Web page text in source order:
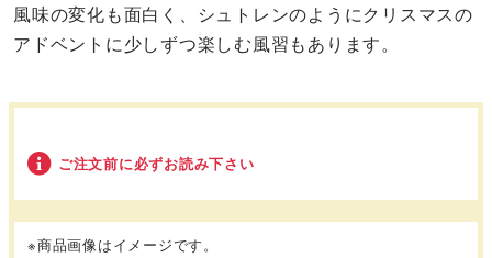
風味の変化も面白く、シュトレンのようにクリスマスの
アドベントに少しずつ楽しむ風習もあります。
ご注文前に必ずお読み下さい
※商品画像はイメージです。